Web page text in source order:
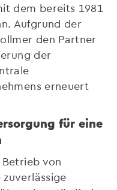
dem bereits 1981
Aufgrund der
den Partner
der
erneuert
für eine
Betrieb von